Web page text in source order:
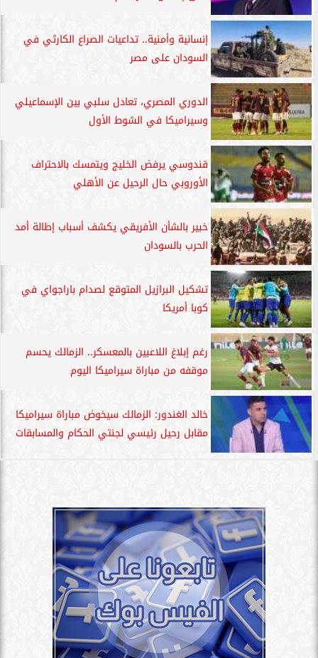
إنسانية وأمنية.. تداعيات الصراع الكارثي في
السودان على مصر
الدوري المصري، تعادل سلبي بين الإسماعيلي
وسيراميكا في الشوط الأول
قندوسي يرفض الخليج ويتمسك بالاحتراف
الأوروبي حال الرحيل عن الأهلي
خبير بالشأن الأفريقي يكشف أسباب إطالة أمد
الحرب بالسودان
تشكيل البرازيل المتوقع لصدام باراجواي في
كوبا أمريكا
رغم إبلاغ اللاعبين بالمعسكر.. الزمالك يحسم
موقفه من مباراة سيراميكا اليوم
خالد الغندور: الزمالك سيخوض مباراة سيراميكا
مقابل رحيل رئيسي لجنتي الحكام والمسابقات